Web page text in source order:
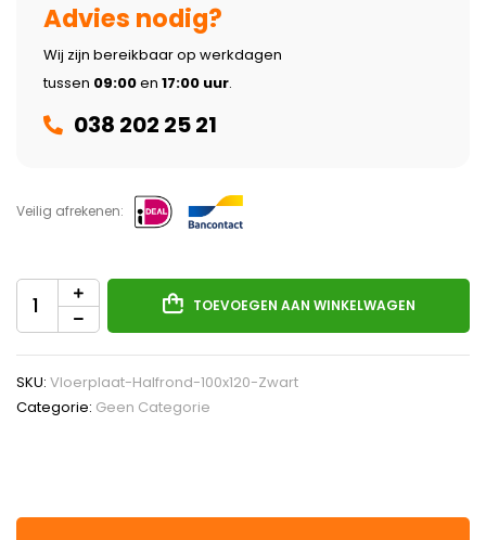
Advies nodig?
Wij zijn bereikbaar op werkdagen
tussen 09:00en 17:00 uur.
038 202 25 21
Veilig afrekenen:
TOEVOEGEN AAN WINKELWAGEN
SKU: Vloerplaat-Halfrond-100x120-Zwart
Categorie: Geen Categorie